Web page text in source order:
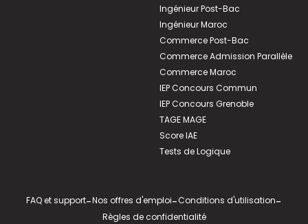
Ingénieur Post-Bac
Ingénieur Maroc
Commerce Post-Bac
Commerce Admission Parallèle
Commerce Maroc
IEP Concours Commun
IEP Concours Grenoble
TAGE MAGE
Score IAE
Tests de Logique
FAQ et support-Nos offres d'emploi-Conditions d'utilisation-
Règles de confidentialité